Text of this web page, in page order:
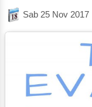
Sab 25 Nov 2017